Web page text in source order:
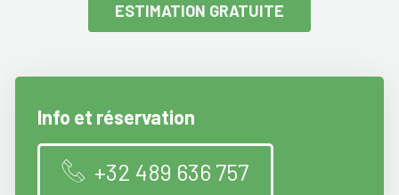
ESTIMATION GRATUITE
Info et réservation
+32 489 636 757